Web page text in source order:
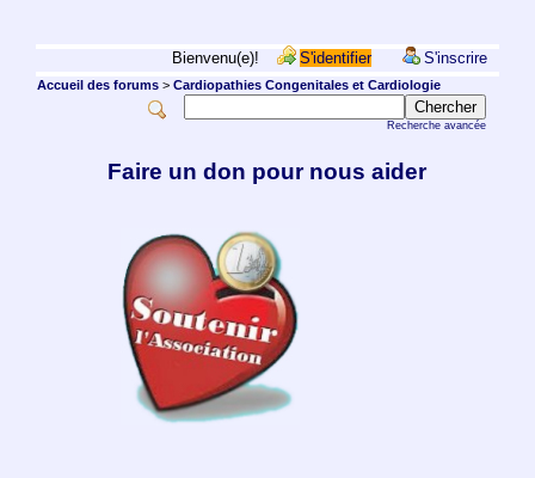
Bienvenu(e)! S'identifier S'inscrire
Accueil des forums> Cardiopathies Congenitales et Cardiologie
Recherche avancée
Faire un don pour nous aider